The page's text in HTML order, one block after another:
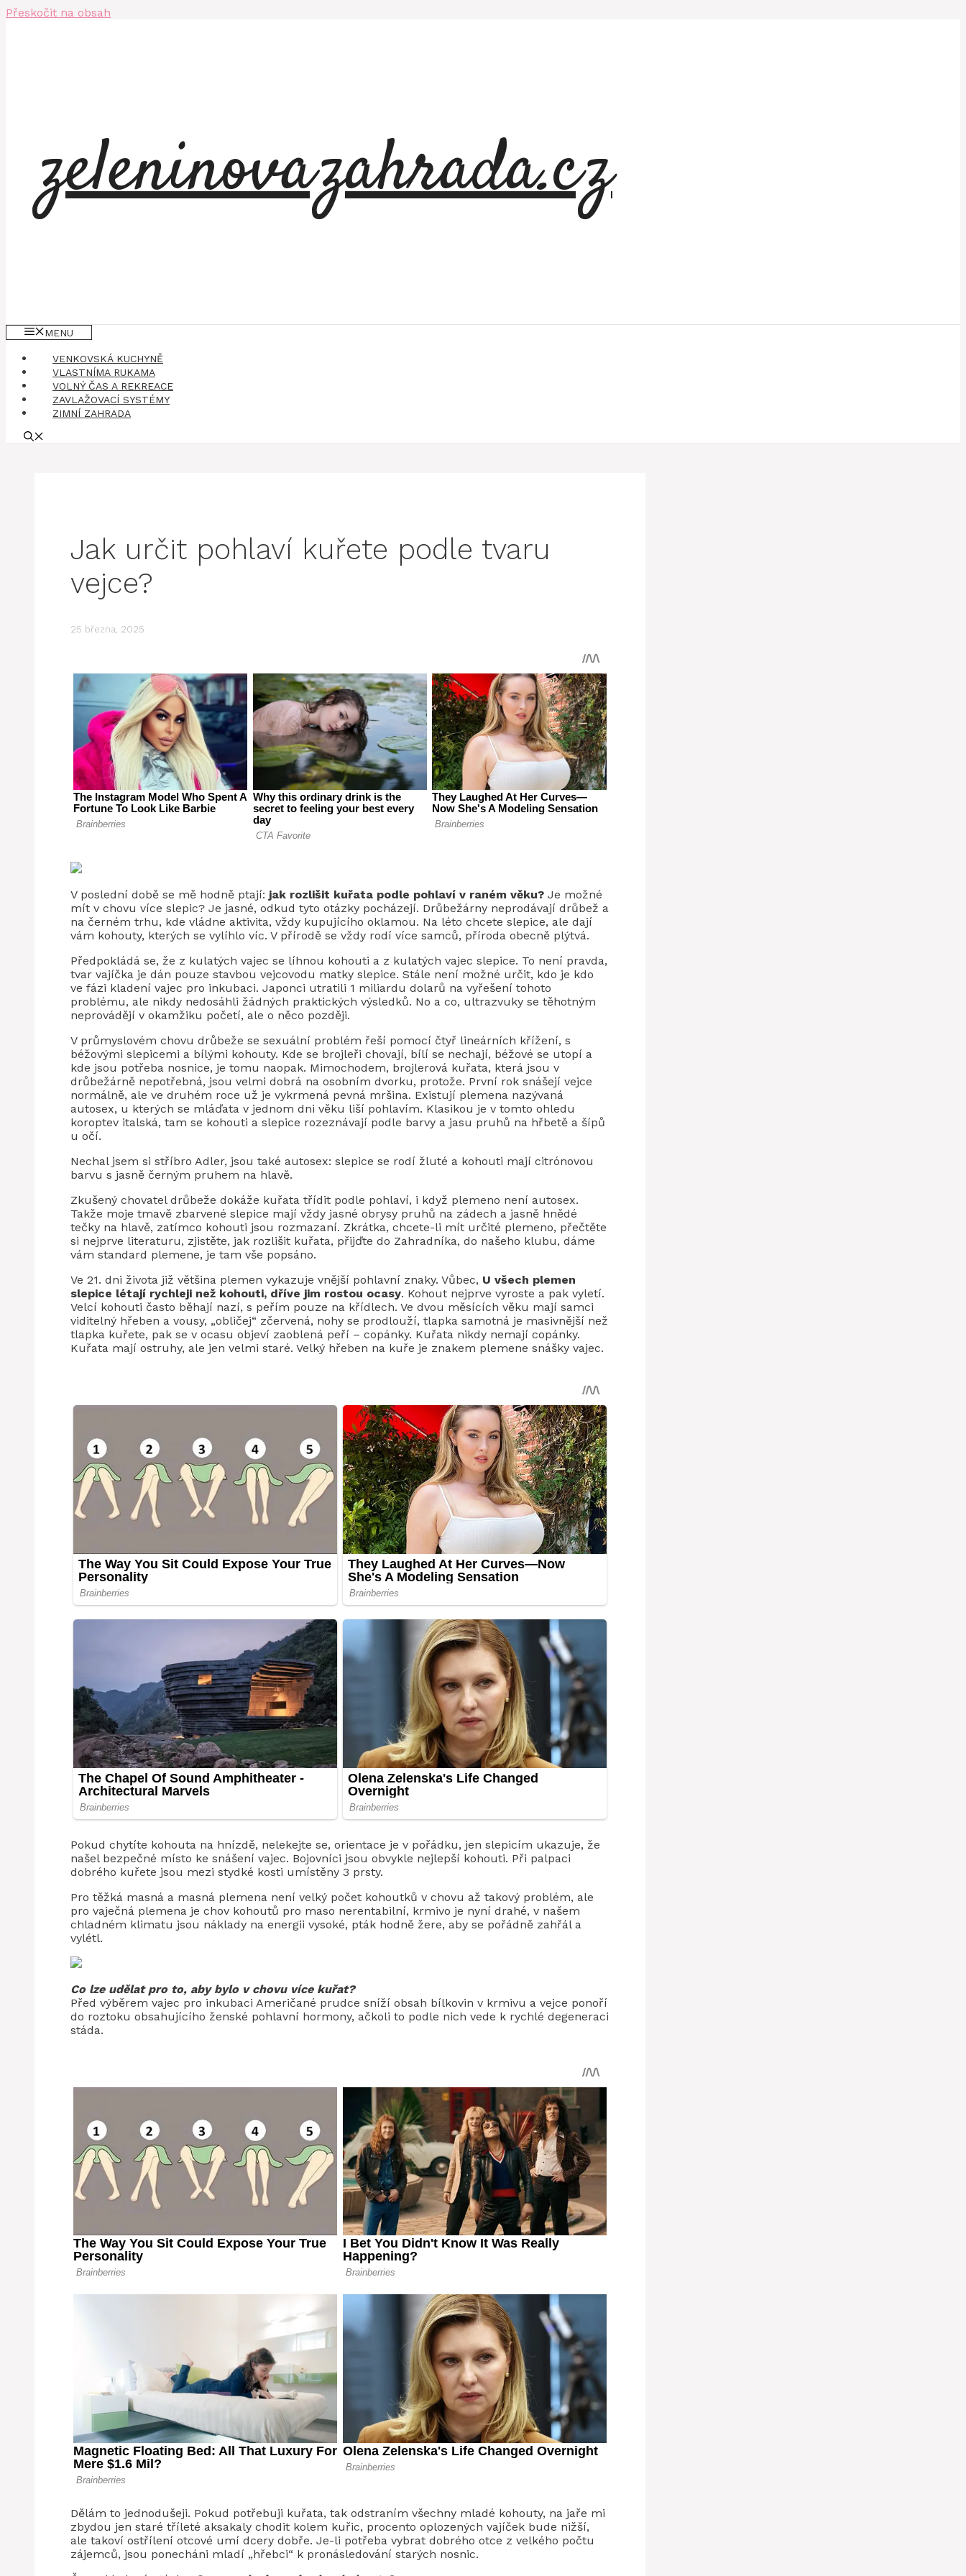
Přeskočit na obsah
zeleninovazahrada.cz
MENU
VENKOVSKÁ KUCHYNĚ
VLASTNÍMA RUKAMA
VOLNÝ ČAS A REKREACE
ZAVLAŽOVACÍ SYSTÉMY
ZIMNÍ ZAHRADA
Jak určit pohlaví kuřete podle tvaru
vejce?
25 března, 2025
V poslední době se mě hodně ptají: jak rozlišit kuřata podle pohlaví v raném věku? Je možné
mít v chovu více slepic? Je jasné, odkud tyto otázky pocházejí. Drůbežárny neprodávají drůbež a
na černém trhu, kde vládne aktivita, vždy kupujícího oklamou. Na léto chcete slepice, ale dají
vám kohouty, kterých se vylíhlo víc. V přírodě se vždy rodí více samců, příroda obecně plýtvá.
Předpokládá se, že z kulatých vajec se líhnou kohouti a z kulatých vajec slepice. To není pravda,
tvar vajíčka je dán pouze stavbou vejcovodu matky slepice. Stále není možné určit, kdo je kdo
ve fázi kladení vajec pro inkubaci. Japonci utratili 1 miliardu dolarů na vyřešení tohoto
problému, ale nikdy nedosáhli žádných praktických výsledků. No a co, ultrazvuky se těhotným
neprovádějí v okamžiku početí, ale o něco později.
V průmyslovém chovu drůbeže se sexuální problém řeší pomocí čtyř lineárních křížení, s
béžovými slepicemi a bílými kohouty. Kde se brojleři chovají, bílí se nechají, béžové se utopí a
kde jsou potřeba nosnice, je tomu naopak. Mimochodem, brojlerová kuřata, která jsou v
drůbežárně nepotřebná, jsou velmi dobrá na osobním dvorku, protože. První rok snášejí vejce
normálně, ale ve druhém roce už je vykrmená pevná mršina. Existují plemena nazývaná
autosex, u kterých se mláďata v jednom dni věku liší pohlavím. Klasikou je v tomto ohledu
koroptev italská, tam se kohouti a slepice rozeznávají podle barvy a jasu pruhů na hřbetě a šípů
u očí.
Nechal jsem si stříbro Adler, jsou také autosex: slepice se rodí žluté a kohouti mají citrónovou
barvu s jasně černým pruhem na hlavě.
Zkušený chovatel drůbeže dokáže kuřata třídit podle pohlaví, i když plemeno není autosex.
Takže moje tmavě zbarvené slepice mají vždy jasné obrysy pruhů na zádech a jasně hnědé
tečky na hlavě, zatímco kohouti jsou rozmazaní. Zkrátka, chcete-li mít určité plemeno, přečtěte
si nejprve literaturu, zjistěte, jak rozlišit kuřata, přijďte do Zahradníka, do našeho klubu, dáme
vám standard plemene, je tam vše popsáno.
Ve 21. dni života již většina plemen vykazuje vnější pohlavní znaky. Vůbec, U všech plemen
slepice létají rychleji než kohouti, dříve jim rostou ocasy. Kohout nejprve vyroste a pak vyletí.
Velcí kohouti často běhají nazí, s peřím pouze na křídlech. Ve dvou měsících věku mají samci
viditelný hřeben a vousy, „obličej“ zčervená, nohy se prodlouží, tlapka samotná je masivnější než
tlapka kuřete, pak se v ocasu objeví zaoblená peří – copánky. Kuřata nikdy nemají copánky.
Kuřata mají ostruhy, ale jen velmi staré. Velký hřeben na kuře je znakem plemene snášky vajec.
Pokud chytíte kohouta na hnízdě, nelekejte se, orientace je v pořádku, jen slepicím ukazuje, že
našel bezpečné místo ke snášení vajec. Bojovníci jsou obvykle nejlepší kohouti. Při palpaci
dobrého kuřete jsou mezi stydké kosti umístěny 3 prsty.
Pro těžká masná a masná plemena není velký počet kohoutků v chovu až takový problém, ale
pro vaječná plemena je chov kohoutů pro maso nerentabilní, krmivo je nyní drahé, v našem
chladném klimatu jsou náklady na energii vysoké, pták hodně žere, aby se pořádně zahřál a
vylétl.
Co lze udělat pro to, aby bylo v chovu více kuřat?
Před výběrem vajec pro inkubaci Američané prudce sníží obsah bílkovin v krmivu a vejce ponoří
do roztoku obsahujícího ženské pohlavní hormony, ačkoli to podle nich vede k rychlé degeneraci
stáda.
Dělám to jednodušeji. Pokud potřebuji kuřata, tak odstraním všechny mladé kohouty, na jaře mi
zbydou jen staré tříleté aksakaly chodit kolem kuřic, procento oplozených vajíček bude nižší,
ale takoví ostřílení otcové umí dcery dobře. Je-li potřeba vybrat dobrého otce z velkého počtu
zájemců, jsou ponecháni mladí „hřebci“ k pronásledování starých nosnic.